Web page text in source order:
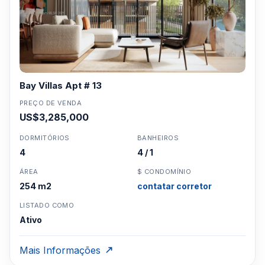
Bay Villas Apt # 13
PREÇO DE VENDA
US$3,285,000
DORMITÓRIOS
4
BANHEIROS
4 / 1
ÁREA
254 m2
$ CONDOMÍNIO
contatar corretor
LISTADO COMO
Ativo
Mais Informações